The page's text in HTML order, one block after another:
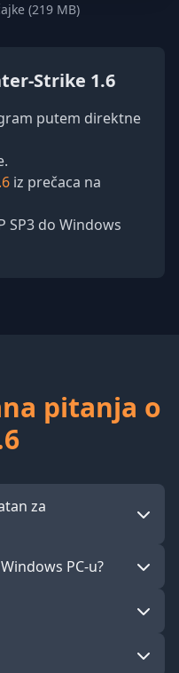
(219 MB)
Strike 1.6
putem direktne
iz prečaca na
SP3 do Windows
pitanja o
za
PC-u?